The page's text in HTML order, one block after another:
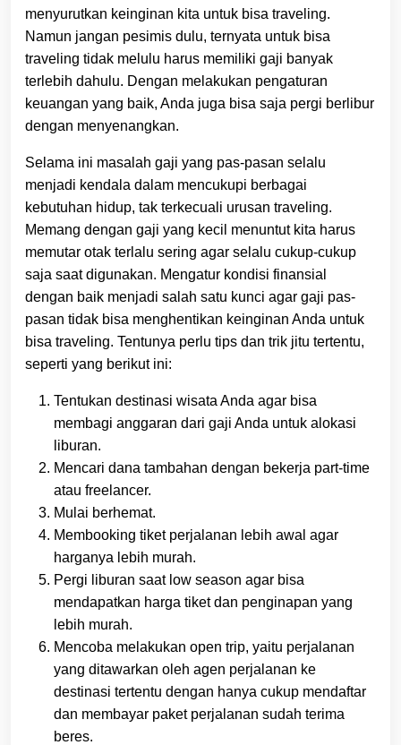
menyurutkan keinginan kita untuk bisa traveling.
Namun jangan pesimis dulu, ternyata untuk bisa
traveling tidak melulu harus memiliki gaji banyak
terlebih dahulu. Dengan melakukan pengaturan
keuangan yang baik, Anda juga bisa saja pergi berlibur
dengan menyenangkan.
Selama ini masalah gaji yang pas-pasan selalu
menjadi kendala dalam mencukupi berbagai
kebutuhan hidup, tak terkecuali urusan traveling.
Memang dengan gaji yang kecil menuntut kita harus
memutar otak terlalu sering agar selalu cukup-cukup
saja saat digunakan. Mengatur kondisi finansial
dengan baik menjadi salah satu kunci agar gaji pas-
pasan tidak bisa menghentikan keinginan Anda untuk
bisa traveling. Tentunya perlu tips dan trik jitu tertentu,
seperti yang berikut ini:
Tentukan destinasi wisata Anda agar bisa
membagi anggaran dari gaji Anda untuk alokasi
liburan.
Mencari dana tambahan dengan bekerja part-time
atau freelancer.
Mulai berhemat.
Membooking tiket perjalanan lebih awal agar
harganya lebih murah.
Pergi liburan saat low season agar bisa
mendapatkan harga tiket dan penginapan yang
lebih murah.
Mencoba melakukan open trip, yaitu perjalanan
yang ditawarkan oleh agen perjalanan ke
destinasi tertentu dengan hanya cukup mendaftar
dan membayar paket perjalanan sudah terima
beres.